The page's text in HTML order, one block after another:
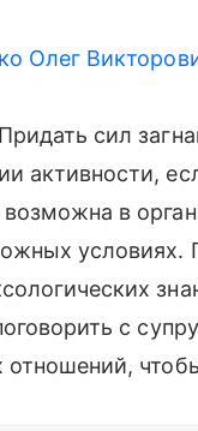
Олег
сил
активности,
в
с
отношений,